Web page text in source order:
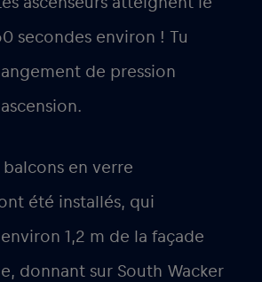
secondes environ ! Tu
de pression
balcons en verre
été installés, qui
1,2 m de la façade
donnant sur South Wacker